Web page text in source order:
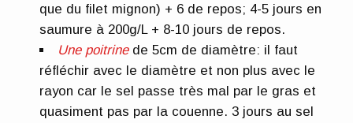
que du filet mignon) + 6 de repos; 4-5 jours en
saumure à 200g/L + 8-10 jours de repos.
Une poitrinede 5cm de diamètre: il faut
réfléchir avec le diamètre et non plus avec le
rayon car le sel passe très mal par le gras et
quasiment pas par la couenne. 3 jours au sel